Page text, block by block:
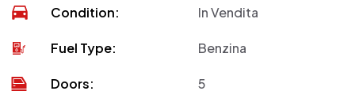
Condition: In Vendita
Fuel Type: Benzina
Doors: 5